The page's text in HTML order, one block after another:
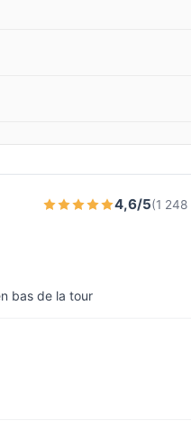
4,6/5(1
bas de la tour